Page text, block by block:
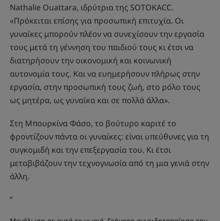
Nathalie Ouattara, ιδρύτρια της SOTOKACC.
«Πρόκειται επίσης για προσωπική επιτυχία. Οι
γυναίκες μπορούν πλέον να συνεχίσουν την εργασία
τους μετά τη γέννηση του παιδιού τους κι έτσι να
διατηρήσουν την οικονομική και κοινωνική
αυτονομία τους. Και να ευημερήσουν πλήρως στην
εργασία, στην προσωπική τους ζωή, στο ρόλο τους
ως μητέρα, ως γυναίκα και σε πολλά άλλα».
Στη Μπουρκίνα Φάσο, το βούτυρο καριτέ το
φροντίζουν πάντα οι γυναίκες: είναι υπεύθυνες για τη
συγκομιδή και την επεξεργασία του. Κι έτσι
μεταβιβάζουν την τεχνογνωσία από τη μια γενιά στην
άλλη.
“